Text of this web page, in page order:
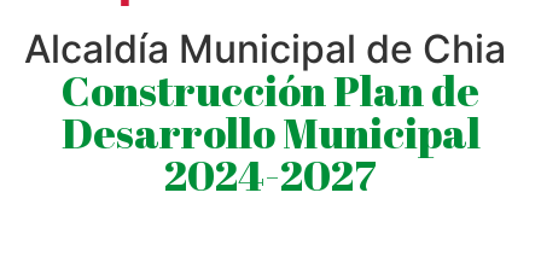
Alcaldía Municipal de Chia
Construcción Plan de
Desarrollo Municipal
2024-2027